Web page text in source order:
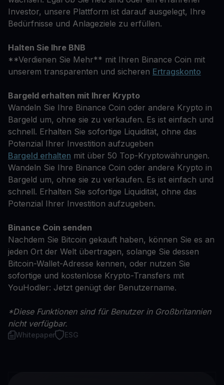
Investor, unsere Plattform ist darauf ausgelegt, Ihre
Bedürfnisse und Anlageziele zu erfüllen.
Halten Sie Ihre BNB
**Verdienen Sie Mehr** mit Ihren Binance Coin mit
unserem transparenten und sicheren Ertragskonto
Bargeld erhalten mit Ihrer Krypto
Wandeln Sie Ihre Binance Coin oder andere Krypto in
Bargeld um, ohne sie zu verkaufen. Es ist einfach und
schnell. Erhalten Sie sofortige Liquidität, ohne das
Potenzial Ihrer Investition aufzugeben
Bargeld erhalten mit über 50 Top-Kryptowährungen.
Wandeln Sie Ihre Binance Coin oder andere Krypto in
Bargeld um, ohne sie zu verkaufen. Es ist einfach und
schnell. Erhalten Sie sofortige Liquidität, ohne das
Potenzial Ihrer Investition aufzugeben.
Binance Coin senden
Nachdem Sie Bitcoin gekauft haben, können Sie es an
jeden Ort der Welt übertragen, solange Sie dessen
Bitcoin-Wallet-Adresse kennen, oder nutzen Sie
sofortige und kostenlose Krypto-Transfers mit
YouHodler: Jetzt genügt der Benutzername.
*Diese Funktionen sind für Benutzer in Großbritannien
nicht verfügbar.
Whitepaper ESG